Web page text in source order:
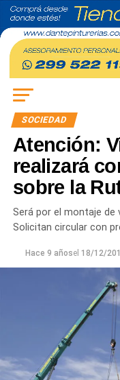
SOCIEDAD
Atención:
realizará
sobre la
Será por el montaje de
Solicitan circular con
Hace 9 añosel 18/12/